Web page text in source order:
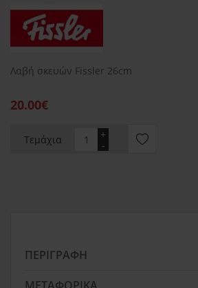
Λαβή σκευών Fissler 26cm
20.00€
Τεμάχια -
+
ΠΕΡΙΓΡΑΦΉ